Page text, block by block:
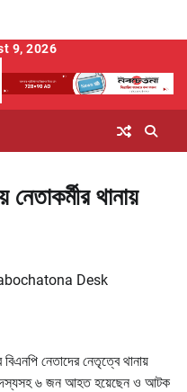
9, 2026
থানায়
Desk
বিএনপি নেতাদের নেতৃত্বে থানায়
সদস্যসহ ৬ জন আহত হয়েছেন ও আটক